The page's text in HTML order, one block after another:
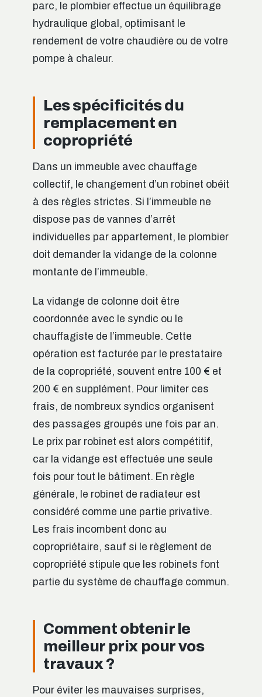
parc, le plombier effectue un équilibrage
hydraulique global, optimisant le
rendement de votre chaudière ou de votre
pompe à chaleur.
Les spécificités du
remplacement en
copropriété
Dans un immeuble avec chauffage
collectif, le changement d’un robinet obéit
à des règles strictes. Si l’immeuble ne
dispose pas de vannes d’arrêt
individuelles par appartement, le plombier
doit demander la vidange de la colonne
montante de l’immeuble.
La vidange de colonne doit être
coordonnée avec le syndic ou le
chauffagiste de l’immeuble. Cette
opération est facturée par le prestataire
de la copropriété, souvent entre 100 € et
200 € en supplément. Pour limiter ces
frais, de nombreux syndics organisent
des passages groupés une fois par an.
Le prix par robinet est alors compétitif,
car la vidange est effectuée une seule
fois pour tout le bâtiment. En règle
générale, le robinet de radiateur est
considéré comme une partie privative.
Les frais incombent donc au
copropriétaire, sauf si le règlement de
copropriété stipule que les robinets font
partie du système de chauffage commun.
Comment obtenir le
meilleur prix pour vos
travaux ?
Pour éviter les mauvaises surprises,